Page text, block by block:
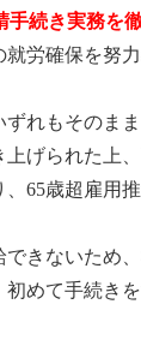
続き実務を
労確保を努
れもそのま
げられた上
65歳超雇用
きないため
めて手続き